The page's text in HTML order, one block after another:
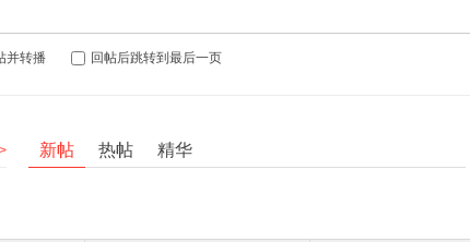
并转播 回帖后跳转到最后一页
新帖 热帖 精华